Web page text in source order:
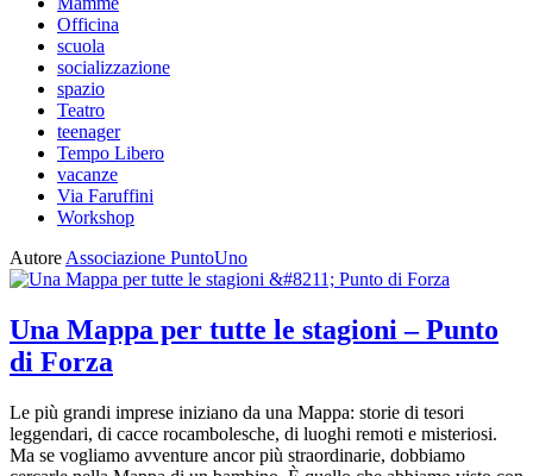
Officina
scuola
socializzazione
spazio
Teatro
teenager
Tempo Libero
vacanze
Via Faruffini
Workshop
Autore Associazione PuntoUno
Una Mappa per tutte le stagioni – Punto
di Forza
Le più grandi imprese iniziano da una Mappa: storie di tesori
leggendari, di cacce rocambolesche, di luoghi remoti e misteriosi.
Ma se vogliamo avventure ancor più straordinarie, dobbiamo